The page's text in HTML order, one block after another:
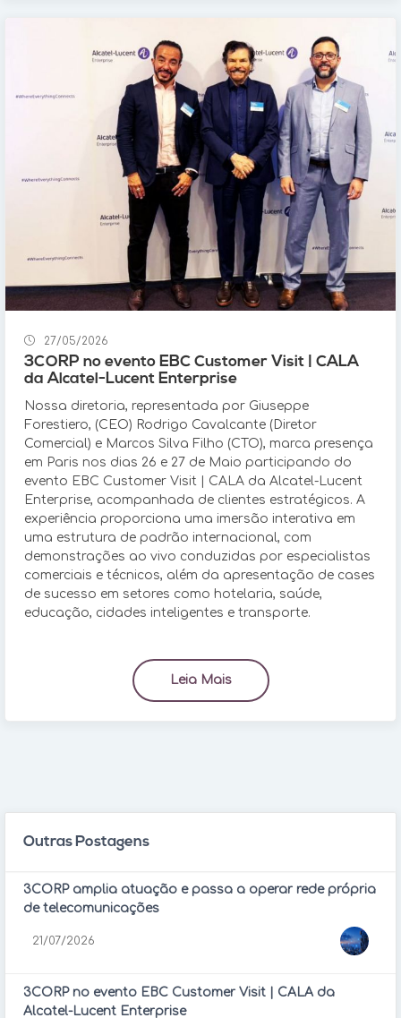
27/05/2026
3CORP no evento EBC Customer Visit | CALA
da Alcatel-Lucent Enterprise
Nossa diretoria, representada por Giuseppe
Forestiero, (CEO) Rodrigo Cavalcante (Diretor
Comercial) e Marcos Silva Filho (CTO), marca presença
em Paris nos dias 26 e 27 de Maio participando do
evento EBC Customer Visit | CALA da Alcatel-Lucent
Enterprise, acompanhada de clientes estratégicos. A
experiência proporciona uma imersão interativa em
uma estrutura de padrão internacional, com
demonstrações ao vivo conduzidas por especialistas
comerciais e técnicos, além da apresentação de cases
de sucesso em setores como hotelaria, saúde,
educação, cidades inteligentes e transporte.
Leia Mais
Outras Postagens
3CORP amplia atuação e passa a operar rede própria
de telecomunicações
21/07/2026
3CORP no evento EBC Customer Visit | CALA da
Alcatel-Lucent Enterprise